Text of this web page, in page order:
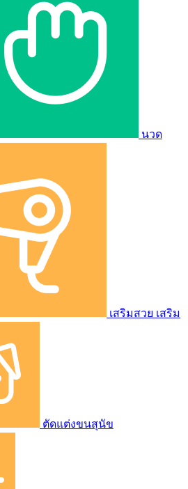
นวด
เสริมสวย เสริม
ตัดแต่งขนสุนัข